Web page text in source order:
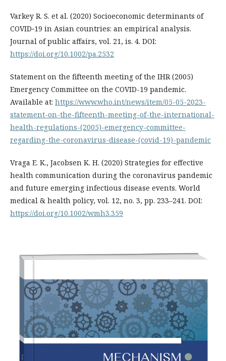
Varkey R. S. et al. (2020) Socioeconomic determinants of
COVID‐19 in Asian countries: an empirical analysis.
Journal of public affairs, vol. 21, is. 4. DOI:
https://doi.org/10.1002/pa.2532
Statement on the fifteenth meeting of the IHR (2005)
Emergency Committee on the COVID-19 pandemic.
Available at: https://www.who.int/news/item/05-05-2023-
statement-on-the-fifteenth-meeting-of-the-international-
health-regulations-(2005)-emergency-committee-
regarding-the-coronavirus-disease-(covid-19)-pandemic
Vraga E. K., Jacobsen K. H. (2020) Strategies for effective
health communication during the coronavirus pandemic
and future emerging infectious disease events. World
medical & health policy, vol. 12, no. 3, pp. 233–241. DOI:
https://doi.org/10.1002/wmh3.359